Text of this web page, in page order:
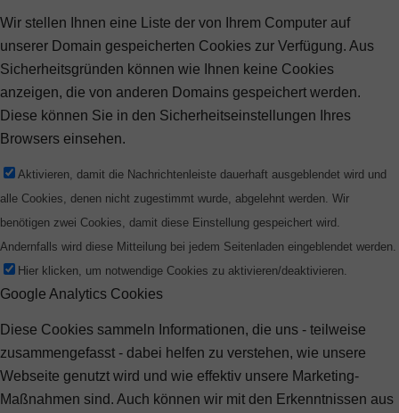
Wir stellen Ihnen eine Liste der von Ihrem Computer auf
unserer Domain gespeicherten Cookies zur Verfügung. Aus
Sicherheitsgründen können wie Ihnen keine Cookies
anzeigen, die von anderen Domains gespeichert werden.
Diese können Sie in den Sicherheitseinstellungen Ihres
Browsers einsehen.
Aktivieren, damit die Nachrichtenleiste dauerhaft ausgeblendet wird und
alle Cookies, denen nicht zugestimmt wurde, abgelehnt werden. Wir
benötigen zwei Cookies, damit diese Einstellung gespeichert wird.
Andernfalls wird diese Mitteilung bei jedem Seitenladen eingeblendet werden.
Hier klicken, um notwendige Cookies zu aktivieren/deaktivieren.
Google Analytics Cookies
Diese Cookies sammeln Informationen, die uns - teilweise
zusammengefasst - dabei helfen zu verstehen, wie unsere
Webseite genutzt wird und wie effektiv unsere Marketing-
Maßnahmen sind. Auch können wir mit den Erkenntnissen aus